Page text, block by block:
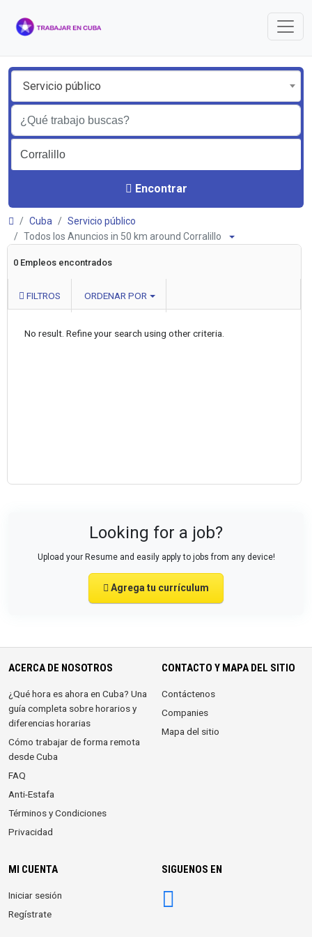
Servicio público
Encontrar
Cuba
Servicio público
Todos los Anuncios in 50 km around Corralillo
0 Empleos encontrados
FILTROS ORDENAR POR
No result. Refine your search using other criteria.
Looking for a job?
Upload your Resume and easily apply to jobs from any device!
Agrega tu currículum
ACERCA DE NOSOTROS
¿Qué hora es ahora en Cuba? Una
guía completa sobre horarios y
diferencias horarias
Cómo trabajar de forma remota
desde Cuba
FAQ
Anti-Estafa
Términos y Condiciones
Privacidad
CONTACTO Y MAPA DEL SITIO
Contáctenos
Companies
Mapa del sitio
MI CUENTA
Iniciar sesión
Regístrate
SIGUENOS EN